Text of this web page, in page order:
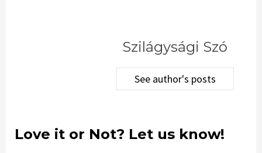
Szilágysági Szó
See author's posts
Love it or Not? Let us know!